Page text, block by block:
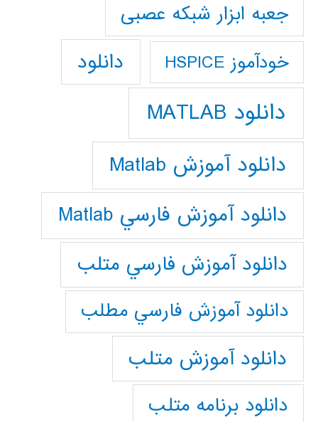
جعبه ابزار شبکه عصبی
خودآموز HSPICE دانلود
دانلود MATLAB
دانلود آموزش Matlab
دانلود آموزش فارسي Matlab
دانلود آموزش فارسي متلب
دانلود آموزش فارسي مطلب
دانلود آموزش متلب
دانلود برنامه متلب